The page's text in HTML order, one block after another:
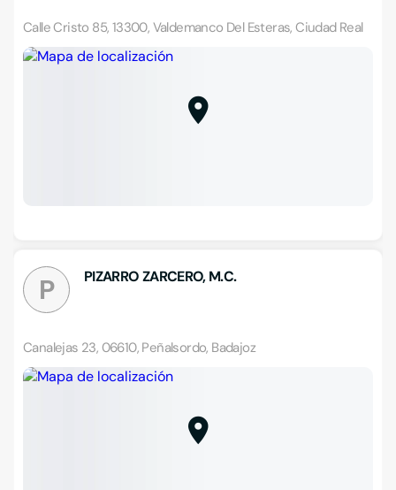
Calle Cristo 85, 13300, Valdemanco Del Esteras, Ciudad Real
P PIZARRO ZARCERO, M.C.
Canalejas 23, 06610, Peñalsordo, Badajoz